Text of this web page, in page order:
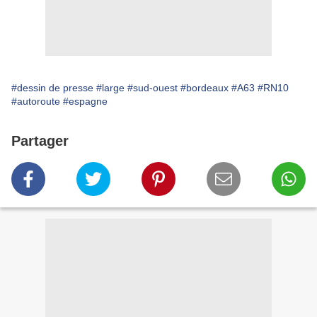
#dessin de presse #large #sud-ouest #bordeaux #A63 #RN10
#autoroute #espagne
Partager